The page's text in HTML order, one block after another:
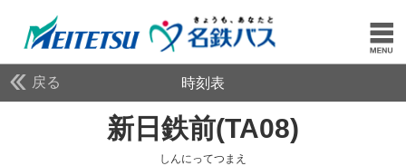
戻る 時刻表
新日鉄前(TA08)
しんにってつまえ